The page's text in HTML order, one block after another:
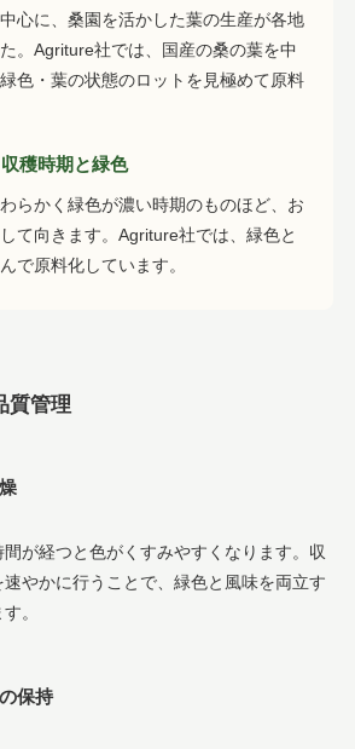
心に、桑園を活かした葉の生産が各地
。Agriture社では、国産の桑の葉を中
色・葉の状態のロットを見極めて原料
穫時期と緑色
らかく緑色が濃い時期のものほど、お
て向きます。Agriture社では、緑色と
で原料化しています。
質管理
が経つと色がくすみやすくなります。収
やかに行うことで、緑色と風味を両立す
。
保持